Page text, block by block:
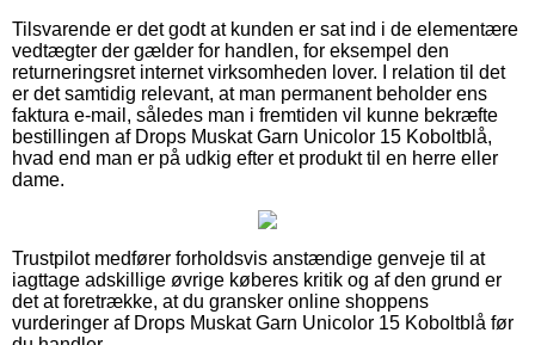
Tilsvarende er det godt at kunden er sat ind i de elementære
vedtægter der gælder for handlen, for eksempel den
returneringsret internet virksomheden lover. I relation til det
er det samtidig relevant, at man permanent beholder ens
faktura e-mail, således man i fremtiden vil kunne bekræfte
bestillingen af Drops Muskat Garn Unicolor 15 Koboltblå,
hvad end man er på udkig efter et produkt til en herre eller
dame.
Trustpilot medfører forholdsvis anstændige genveje til at
iagttage adskillige øvrige køberes kritik og af den grund er
det at foretrække, at du gransker online shoppens
vurderinger af Drops Muskat Garn Unicolor 15 Koboltblå før